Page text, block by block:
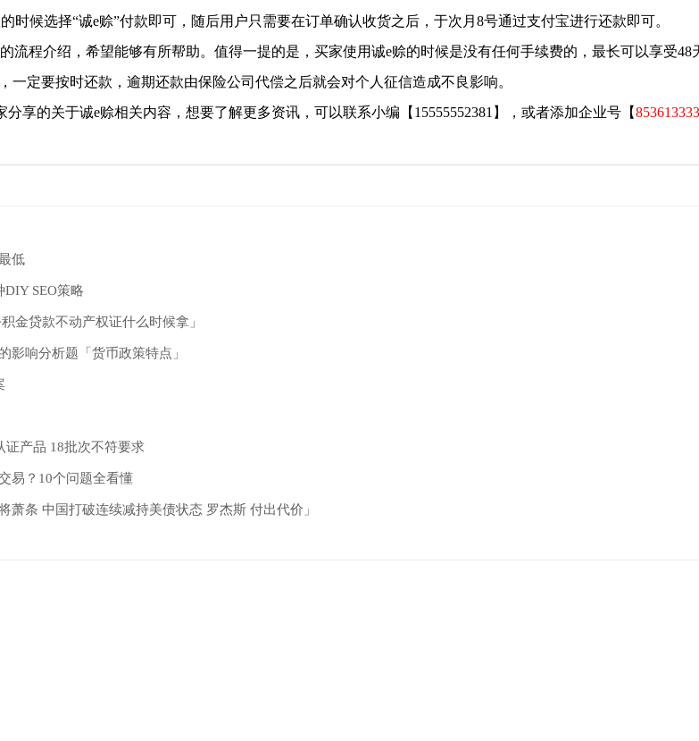
时候选择“诚e赊”付款即可，随后用户只需要在订单确认收货之后，于次月8号通过支付宝进行还款即可。
流程介绍，希望能够有所帮助。值得一提的是，买家使用诚e赊的时候是没有任何手续费的，最长可以享受48
一定要按时还款，逾期还款由保险公司代偿之后就会对个人征信造成不良影响。
分享的关于诚e赊相关内容，想要了解更多资讯，可以联系小编【 15555552381 】，或者添加企业号【853613333
低
SEO策略
金贷款不动产权证什么时候拿」
影响分析题「货币政策特点」
证产品 18批次不符要求
易？10个问题全看懂
萧条 中国打破连续减持美债状态 罗杰斯 付出代价」